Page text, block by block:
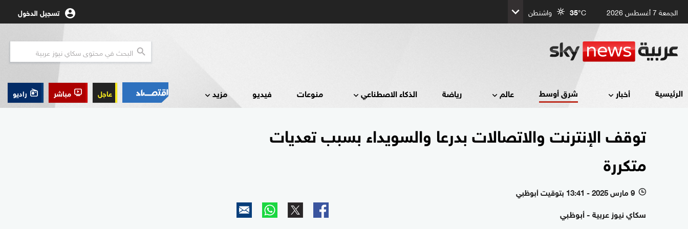
الجمعة 7 أغسطس 2026 35°C واشنطن تسجيل الدخول
الرئيسية أخبار شرق أوسط عالم رياضة الذكاء الاصطناعي منوعات فيديو مزيد عاجل مباشر راديو
توقف الإنترنت والاتصالات بدرعا والسويداء بسبب تعديات
متكررة
l 9 مارس 2025 - 13:41 بتوقيت أبوظبي
سكاي نيوز عربية - أبوظبي